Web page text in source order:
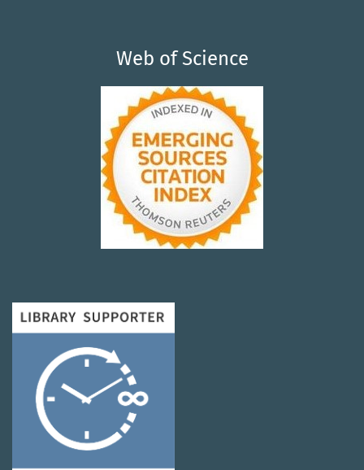
Web of Science